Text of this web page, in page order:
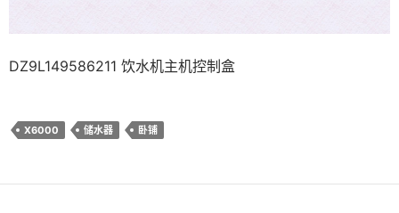
DZ9L149586211 饮水机主机控制盒
X6000 储水器 卧铺